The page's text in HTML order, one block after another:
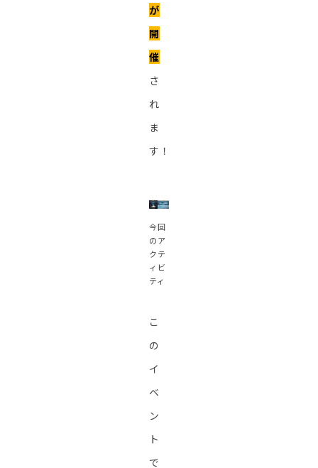
が
開
催
さ
れ
ま
す！
今回
のア
クテ
ィビ
ティ
こ
の
イ
ベ
ン
ト
で